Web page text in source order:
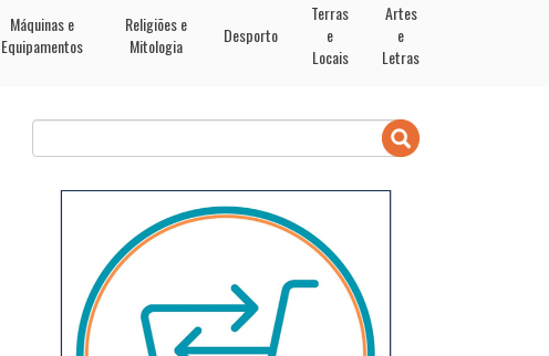
Máquinas e
Equipamentos
Religiões e
Mitologia
Desporto
Terras
e
Locais
Artes
e
Letras